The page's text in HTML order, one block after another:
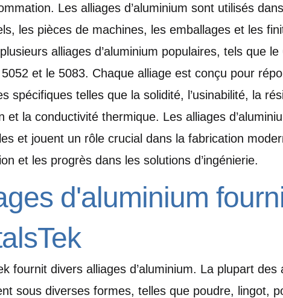
Les alliages d’aluminium sont utilisés
les pièces de machines, les emballages et les
alliages d’aluminium populaires, tels que
et le 5083. Chaque alliage est conçu pour
spécifiques telles que la solidité, l’usinabilité, la
et la conductivité thermique. Les alliages
et jouent un rôle crucial dans la fabrication
et les progrès dans les solutions d’ingénierie.
d'aluminium
fournit divers alliages d’aluminium. La plupart des
sous diverses formes, telles que poudre, lingot,